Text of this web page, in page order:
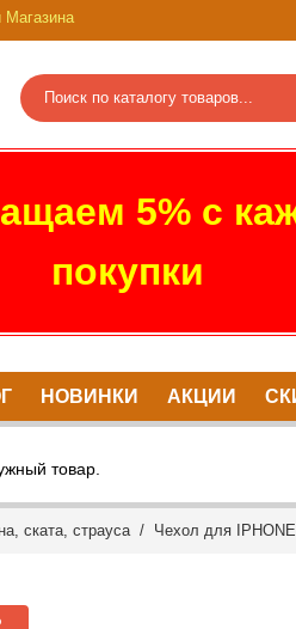
Магазина
5% с
покупки
НОВИНКИ АКЦИИ
товар.
ската, страуса/ Чехол для